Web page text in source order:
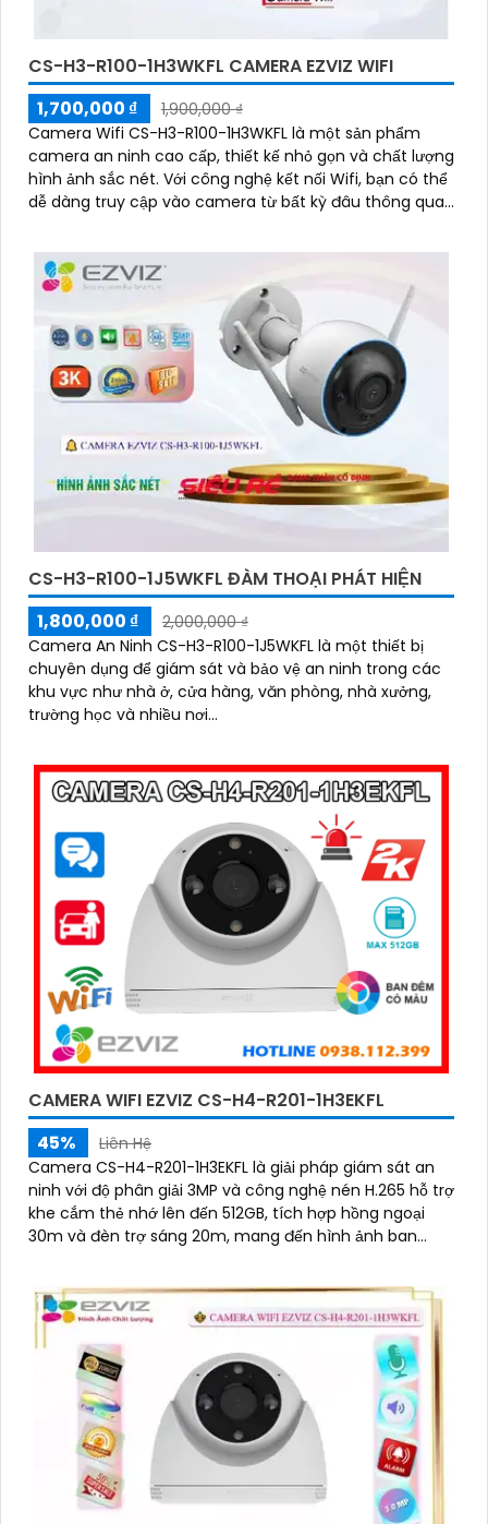
CS-H3-R100-1H3WKFL CAMERA EZVIZ WIFI
1,700,000 ₫
1,900,000 ₫
Camera Wifi CS-H3-R100-1H3WKFL là một sản phẩm
camera an ninh cao cấp, thiết kế nhỏ gọn và chất lượng
hình ảnh sắc nét. Với công nghệ kết nối Wifi, bạn có thể
dễ dàng truy cập vào camera từ bất kỳ đâu thông qua
CS-H3-R100-1J5WKFL ĐÀM THOẠI PHÁT HIỆN
1,800,000 ₫
2,000,000 ₫
Camera An Ninh CS-H3-R100-1J5WKFL là một thiết bị
chuyên dụng để giám sát và bảo vệ an ninh trong các
khu vực như nhà ở, cửa hàng, văn phòng, nhà xưởng,
trường học và nhiều nơi...
CAMERA WIFI EZVIZ CS-H4-R201-1H3EKFL
45%
Liên Hệ
Camera CS-H4-R201-1H3EKFL là giải pháp giám sát an
ninh với độ phân giải 3MP và công nghệ nén H.265 hỗ trợ
khe cắm thẻ nhớ lên đến 512GB, tích hợp hồng ngoại
30m và đèn trợ sáng 20m, mang đến hình ảnh ban